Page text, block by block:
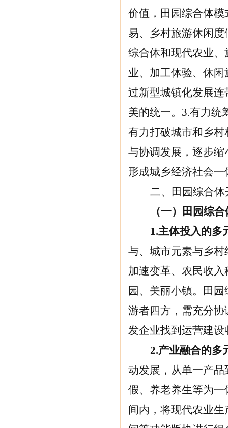
价值，田园综合体
易、乡村旅游休闲
综合体和现代农业
业、加工体验、休
过新型城镇化发展
美的统一。3.有力统
有力打破城市和乡
与协调发展，逐步
形成城乡经济社会
二、
田园综合
（一）田园综
1.主体投入的多
与、城市元素与乡
加速变革、农民收
园、美丽小镇。田
游者四方，需充分
发企业找到运营建
2.产业融合的多
动发展，从单一产
假、养老养生等为
间内，将现代农业